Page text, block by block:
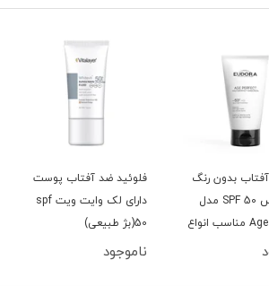
بدون رنگ
ادورامکس SPF 50 مدل
Age Perfect ‌مناسب انواع
فلوئید ضد آفتاب پوست
دارای لک وایت ویت spf
50(بژ طبیعی)
ناموجود